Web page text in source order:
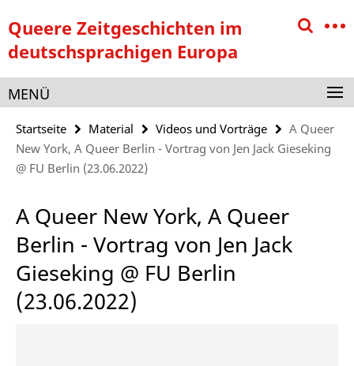
direkt
zu
Queere Zeitgeschichten im
deutschsprachigen Europa
Service-
Navigation
MENÜ
Startseite Material Videos und Vorträge
A Queer
New York, A Queer Berlin - Vortrag von Jen Jack Gieseking
@ FU Berlin (23.06.2022)
A Queer New York, A Queer
Berlin - Vortrag von Jen Jack
Gieseking @ FU Berlin
(23.06.2022)